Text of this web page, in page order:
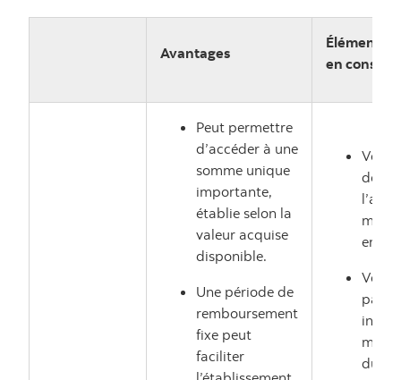
Avantages
Éléments
en
Peut permettre
d’accéder à une
somme unique
importante,
établie selon la
valeur acquise
disponible.
Une période de
remboursement
fixe peut
faciliter
Vous
Vous
du